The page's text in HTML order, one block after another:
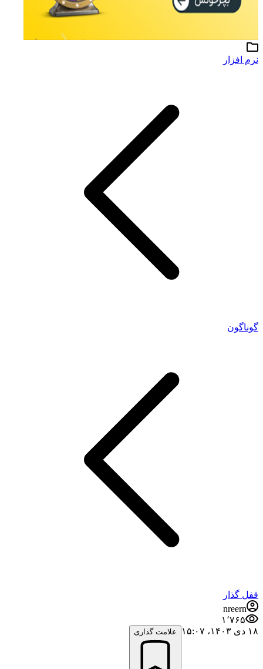
نرم افزار
گوناگون
قفل گذار
nreern
۱٬۷۶۵
۱۸ دی ۱۴۰۳،‏ ۱۵:۰۷
علامت گذاری